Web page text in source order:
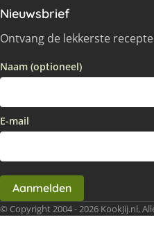
Nieuwsbrief
Ontvang de lekkerste
Naam (optioneel)
E-mail
Aanmelden
© Copyright 2004 - 2026 KookJij.nl,